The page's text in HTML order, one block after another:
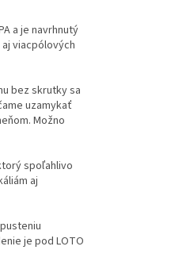
a je navrhnutý
viacpólových
bez skrutky sa
uzamykať
Možno
spoľahlivo
aj
je pod LOTO